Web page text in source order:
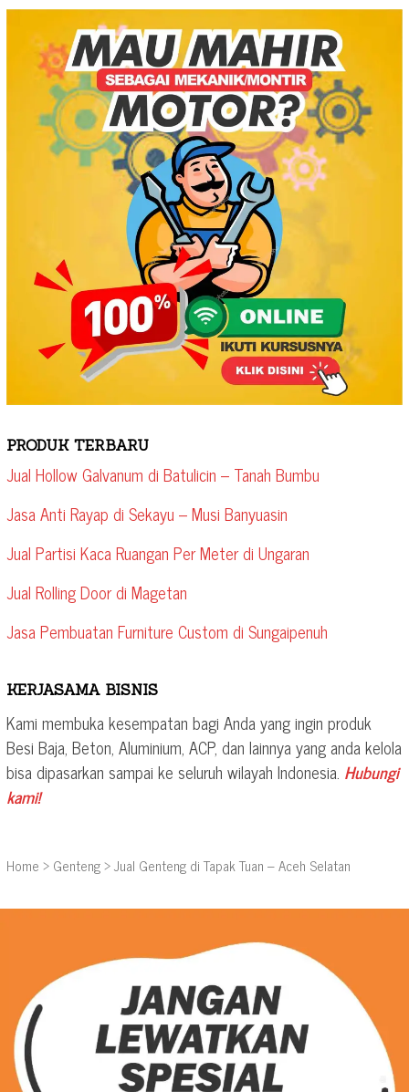
PRODUK TERBARU
Jual Hollow Galvanum di Batulicin – Tanah Bumbu
Jasa Anti Rayap di Sekayu – Musi Banyuasin
Jual Partisi Kaca Ruangan Per Meter di Ungaran
Jual Rolling Door di Magetan
Jasa Pembuatan Furniture Custom di Sungaipenuh
KERJASAMA BISNIS
Kami membuka kesempatan bagi Anda yang ingin produk
Besi Baja, Beton, Aluminium, ACP, dan lainnya yang anda kelola
bisa dipasarkan sampai ke seluruh wilayah Indonesia. Hubungi
kami!
Home > Genteng>Jual Genteng di Tapak Tuan – Aceh Selatan